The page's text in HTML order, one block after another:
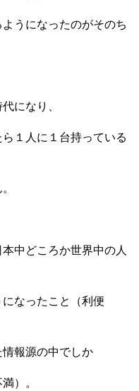
うになったのがそのち
になり、
ら１人に１台持っている
本中どころか世界中の人
なったこと（利便
報源の中でしか
）。